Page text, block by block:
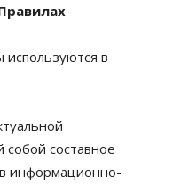
в
составное
информационно-